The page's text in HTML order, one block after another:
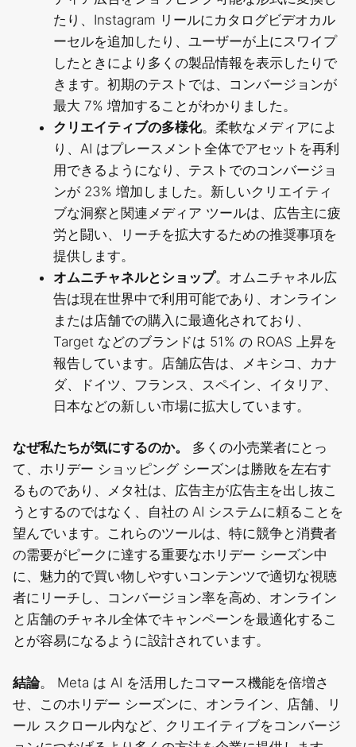
たり、Instagram リールにカタログビデオカル
ーセルを追加したり、ユーザーが上にスワイプ
したときにより多くの製品情報を表示したりで
きます。初期のテストでは、コンバージョンが
最大 7% 増加することがわかりました。
クリエイティブの多様化。柔軟なメディアによ
り、AI はプレースメント全体でアセットを再利
用できるようになり、テストでのコンバージョ
ンが 23% 増加しました。新しいクリエイティ
ブな洞察と関連メディア ツールは、広告主に疲
労と闘い、リーチを拡大するための推奨事項を
提供します。
オムニチャネルとショップ。オムニチャネル広
告は現在世界中で利用可能であり、オンライン
または店舗での購入に最適化されており、
Target などのブランドは 51% の ROAS 上昇を
報告しています。店舗広告は、メキシコ、カナ
ダ、ドイツ、フランス、スペイン、イタリア、
日本などの新しい市場に拡大しています。
なぜ私たちが気にするのか。
多くの小売業者にとっ
て、ホリデー ショッピング シーズンは勝敗を左右す
るものであり、メタ社は、広告主が広告主を出し抜こ
うとするのではなく、自社の AI システムに頼ることを
望んでいます。これらのツールは、特に競争と消費者
の需要がピークに達する重要なホリデー シーズン中
に、魅力的で買い物しやすいコンテンツで適切な視聴
者にリーチし、コンバージョン率を高め、オンライン
と店舗のチャネル全体でキャンペーンを最適化するこ
とが容易になるように設計されています。
結論。 Meta は AI を活用したコマース機能を倍増さ
せ、このホリデー シーズンに、オンライン、店舗、リ
ール スクロール内など、クリエイティブをコンバージ